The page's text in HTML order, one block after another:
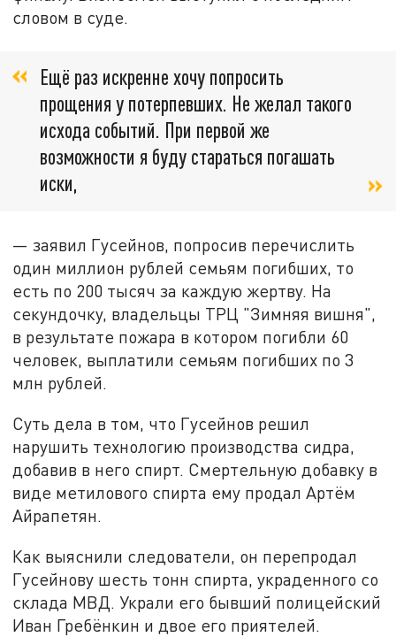
словом в суде.
Ещё раз искренне хочу попросить
прощения у потерпевших. Не желал такого
исхода событий. При первой же
возможности я буду стараться погашать
иски,
— заявил Гусейнов, попросив перечислить
один миллион рублей семьям погибших, то
есть по 200 тысяч за каждую жертву. На
секундочку, владельцы ТРЦ "Зимняя вишня",
в результате пожара в котором погибли 60
человек, выплатили семьям погибших по 3
млн рублей.
Суть дела в том, что Гусейнов решил
нарушить технологию производства сидра,
добавив в него спирт. Смертельную добавку в
виде метилового спирта ему продал Артём
Айрапетян.
Как выяснили следователи, он перепродал
Гусейнову шесть тонн спирта, украденного со
склада МВД. Украли его бывший полицейский
Иван Гребёнкин и двое его приятелей.